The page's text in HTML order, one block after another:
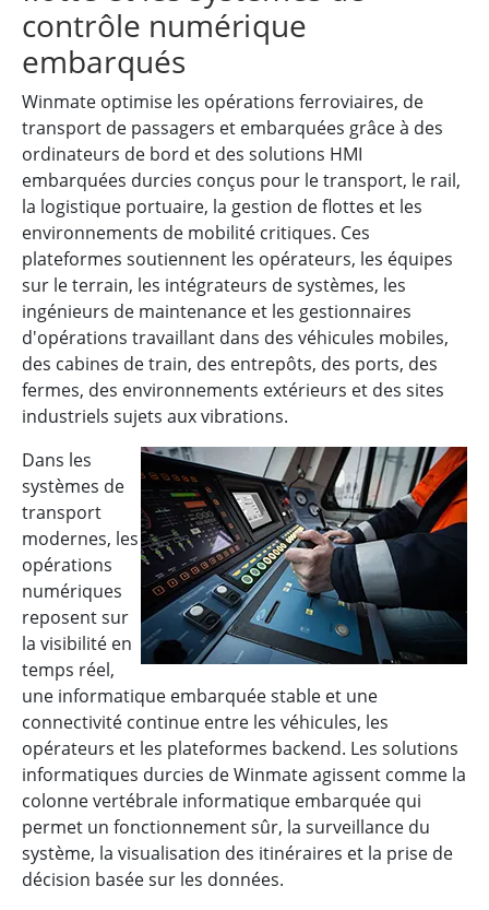
contrôle numérique
embarqués
Winmate optimise les opérations ferroviaires, de
transport de passagers et embarquées grâce à des
ordinateurs de bord et des solutions HMI
embarquées durcies conçus pour le transport, le rail,
la logistique portuaire, la gestion de flottes et les
environnements de mobilité critiques. Ces
plateformes soutiennent les opérateurs, les équipes
sur le terrain, les intégrateurs de systèmes, les
ingénieurs de maintenance et les gestionnaires
d'opérations travaillant dans des véhicules mobiles,
des cabines de train, des entrepôts, des ports, des
fermes, des environnements extérieurs et des sites
industriels sujets aux vibrations.
Dans les
systèmes de
transport
modernes, les
opérations
numériques
reposent sur
la visibilité en
temps réel,
une informatique embarquée stable et une
connectivité continue entre les véhicules, les
opérateurs et les plateformes backend. Les solutions
informatiques durcies de Winmate agissent comme la
colonne vertébrale informatique embarquée qui
permet un fonctionnement sûr, la surveillance du
système, la visualisation des itinéraires et la prise de
décision basée sur les données.